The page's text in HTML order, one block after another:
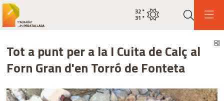
Cerca
Estat actual del temps cel net
32°
31 °
Tot a punt per a la I Cuita de Calç al
Forn Gran d'en Torró de Fonteta